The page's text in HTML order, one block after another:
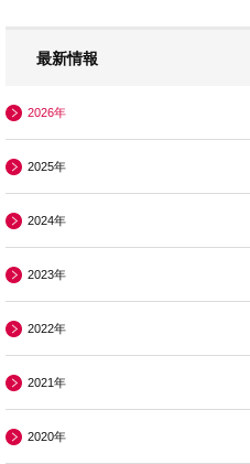
最新情報
2026年
2025年
2024年
2023年
2022年
2021年
2020年